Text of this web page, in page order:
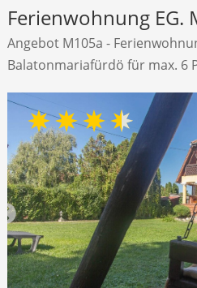
Ferienwohnung EG.
Angebot M105a -
Balatonmariafürdö für max. 6